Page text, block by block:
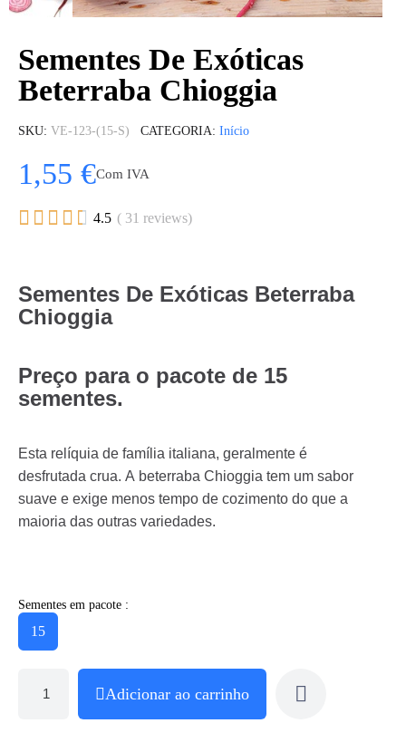
Sementes De Exóticas
Beterraba Chioggia
SKU VE-123-(15-S) CATEGORIA Início
1,55 €Com IVA
     4.5 ( 31 reviews)
Sementes De Exóticas Beterraba
Chioggia
Preço para o pacote de 15
sementes.
Esta relíquia de família italiana, geralmente é
desfrutada crua. A beterraba Chioggia tem um sabor
suave e exige menos tempo de cozimento do que a
maioria das outras variedades.
Sementes em pacote :
15
Adicionar ao carrinho